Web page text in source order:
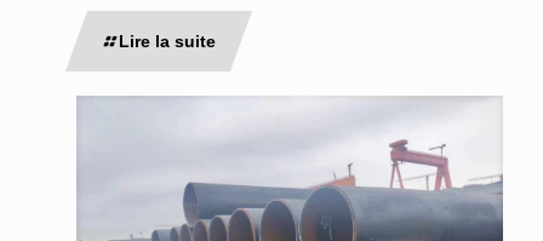
Lire la suite